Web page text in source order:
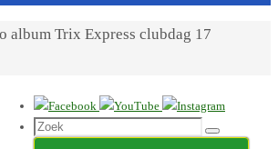
album Trix Express clubdag 17
Zoeken
Zoek